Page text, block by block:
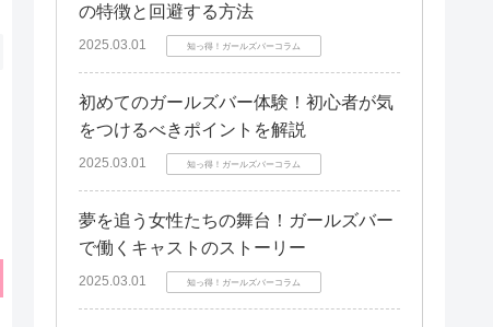
の特徴と回避する方法
2025.03.01 知っ得！ガールズバーコラム
初めてのガールズバー体験！初心者が気
をつけるべきポイントを解説
2025.03.01 知っ得！ガールズバーコラム
夢を追う女性たちの舞台！ガールズバー
で働くキャストのストーリー
2025.03.01 知っ得！ガールズバーコラム